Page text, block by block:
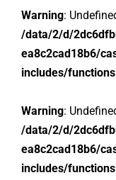
Warning:
/data/2/d/
ea8c2cad18b6/
includes/
Warning:
/data/2/d/
ea8c2cad18b6/
includes/